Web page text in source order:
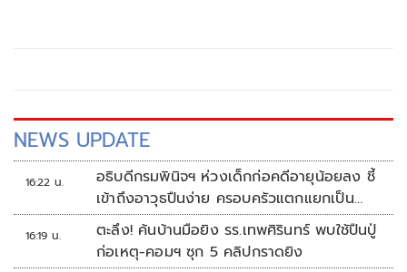
NEWS UPDATE
16:22 น.
อธิบดีกรมพินิจฯ ห่วงเด็กก่อคดีอายุน้อยลง ชี้
เข้าถึงอาวุธปืนง่าย ครอบครัวแตกแยกเป็น
ชนวนสำคัญ
16:19 น.
ตะลึง! ค้นบ้านมือยิง รร.เทพศิรินทร์ พบใช้ปืนปู่
ก่อเหตุ-คอมฯ ซุก 5 คลิปกราดยิง